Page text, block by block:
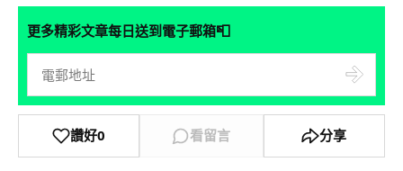
更多精彩文章每日送到電子郵箱📮
讚好0 看留言 分享